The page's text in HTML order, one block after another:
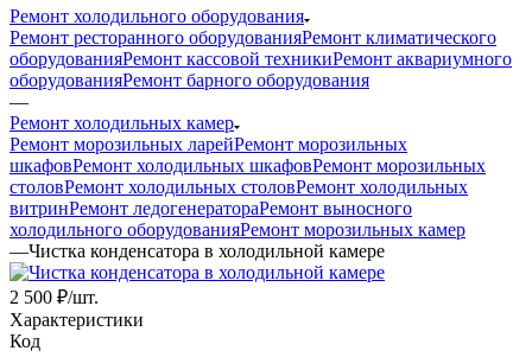
Ремонт холодильного оборудования
Ремонт ресторанного оборудованияРемонт климатического
оборудованияРемонт кассовой техникиРемонт аквариумного
оборудованияРемонт барного оборудования
—
Ремонт холодильных камер
Ремонт морозильных ларейРемонт морозильных
шкафовРемонт холодильных шкафовРемонт морозильных
столовРемонт холодильных столовРемонт холодильных
витринРемонт ледогенератораРемонт выносного
холодильного оборудованияРемонт морозильных камер
—Чистка конденсатора в холодильной камере
2 500 ₽/шт.
Характеристики
Код